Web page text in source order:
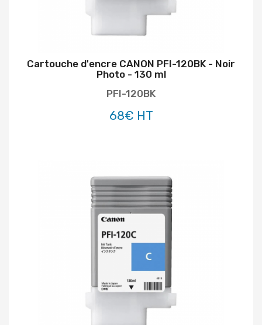
Cartouche d'encre CANON PFI-120BK - Noir
Photo - 130 ml
PFI-120BK
68€ HT